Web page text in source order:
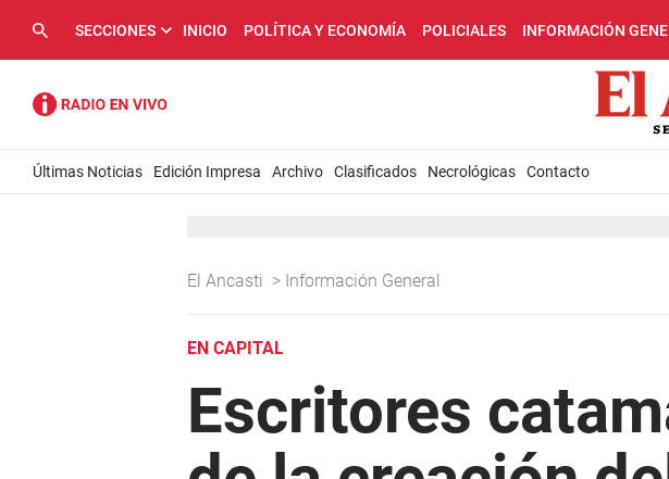
SECCIONES INICIO POLÍTICA Y ECONOMÍA POLICIALES INFORMACIÓN
Últimas Noticias Edición Impresa Archivo Clasificados Necrológicas Contacto
El Ancasti > Información General
EN CAPITAL
Escritores